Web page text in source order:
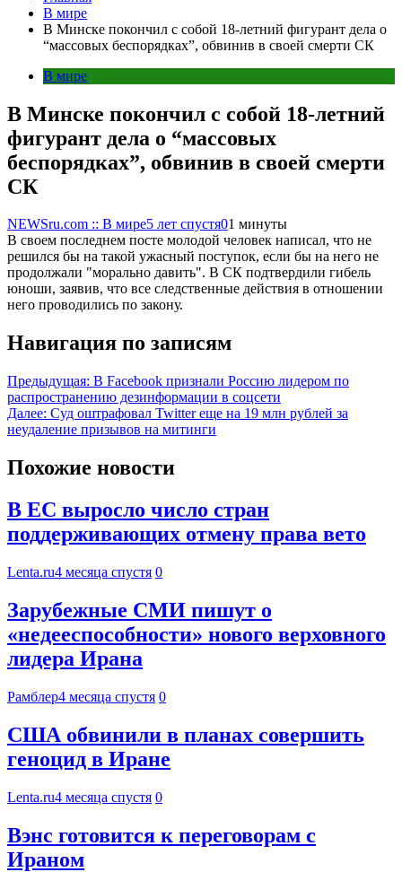
В мире
В Минске покончил с собой 18-летний фигурант дела о
“массовых беспорядках”, обвинив в своей смерти СК
В мире
В Минске покончил с собой 18-летний
фигурант дела о “массовых
беспорядках”, обвинив в своей смерти
СК
NEWSru.com :: В мире5 лет спустя01 минуты
В своем последнем посте молодой человек написал, что не
решился бы на такой ужасный поступок, если бы на него не
продолжали "морально давить". В СК подтвердили гибель
юноши, заявив, что все следственные действия в отношении
него проводились по закону.
Навигация по записям
Предыдущая: В Facebook признали Россию лидером по
распространению дезинформации в соцсети
Далее: Суд оштрафовал Twitter еще на 19 млн рублей за
неудаление призывов на митинги
Похожие новости
В ЕС выросло число стран
поддерживающих отмену права вето
Lenta.ru4 месяца спустя 0
Зарубежные СМИ пишут о
«недееспособности» нового верховного
лидера Ирана
Рамблер4 месяца спустя 0
США обвинили в планах совершить
геноцид в Иране
Lenta.ru4 месяца спустя 0
Вэнс готовится к переговорам с
Ираном